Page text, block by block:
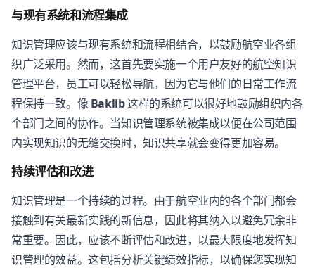
与现有系统和流程集成
知识管理应该与现有系统和流程相结合，以鼓励航空业各组
织广泛采用。然而，这首先要实施一个用户友好的航空知识
管理平台，员工可以轻松导航，因为它与他们的日常工作流
程保持一致。像 Baklib这样的系统可以很好地鼓励组织内各
个部门之间的协作。当知识管理系统被集成以便在公司范围
内实现知识的无缝交换时，知识共享就会变得更加容易。
持续评估和改进
知识管理是一个持续的过程。由于航空业内的各个部门都会
接触到有关最新实践的新信息，因此将其纳入以避免冗余非
常重要。因此，应该不断评估和改进，以最大限度地发挥知
识管理的效益。这包括分析关键绩效指标，以确保您实现知